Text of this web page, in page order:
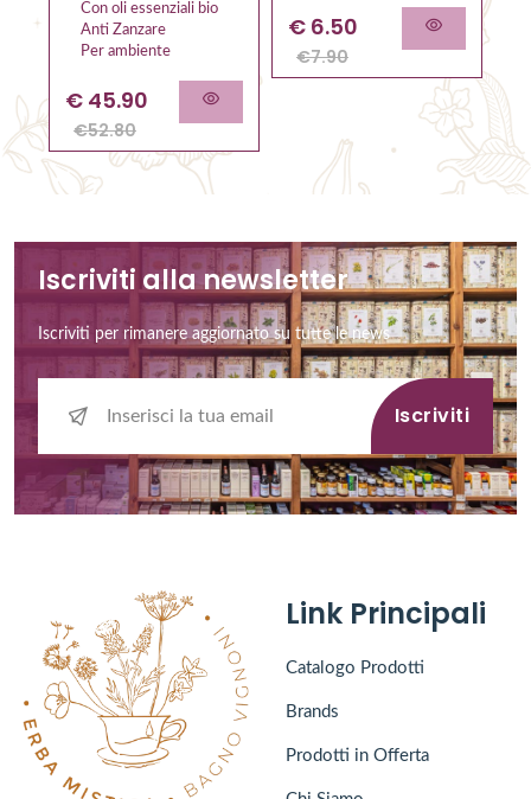
Con oli essenziali bio
Anti Zanzare
Per ambiente
€ 45.90
€52.80
€ 6.50
€7.90
Iscriviti alla newsletter
Iscriviti per rimanere aggiornato su tutte le news
Iscriviti
Link Principali
Catalogo Prodotti
Brands
Prodotti in Offerta